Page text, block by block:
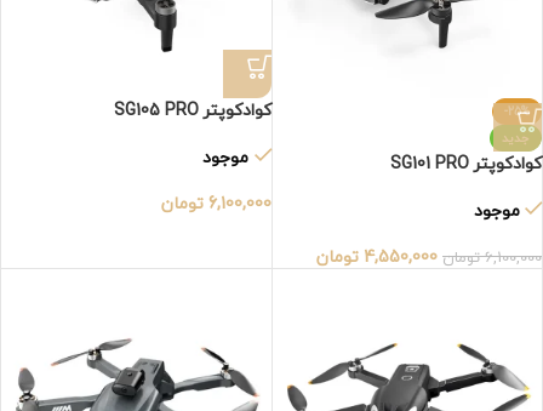
-25%
جدید
کوادکوپتر SG101 PRO
موجود
6,100,000تومان4,550,000 تومان
کوادکوپتر SG105 PRO
موجود
6,100,000تومان